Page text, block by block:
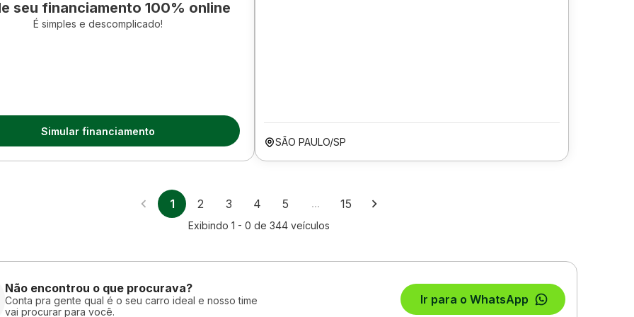
seu financiamento 100% online
É simples e descomplicado!
Simular financiamento
SÃO PAULO/SP
1 2 3 4 5 … 15
Exibindo 1 - 0 de 344 veículos
Não encontrou o que procurava?
Conta pra gente qual é o seu carro ideal e nosso time
vai procurar para você.
Ir para o WhatsApp